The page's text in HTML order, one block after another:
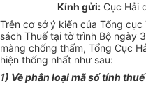
Kính gửi: Cục Hải
Trên cơ sở ý kiến của Tổng
sách Thuế tại tờ trình Bộ ngày
màng chống thấm, Tổng Cục
hiện thống nhất như sau:
1) Về phân loại mã số tính